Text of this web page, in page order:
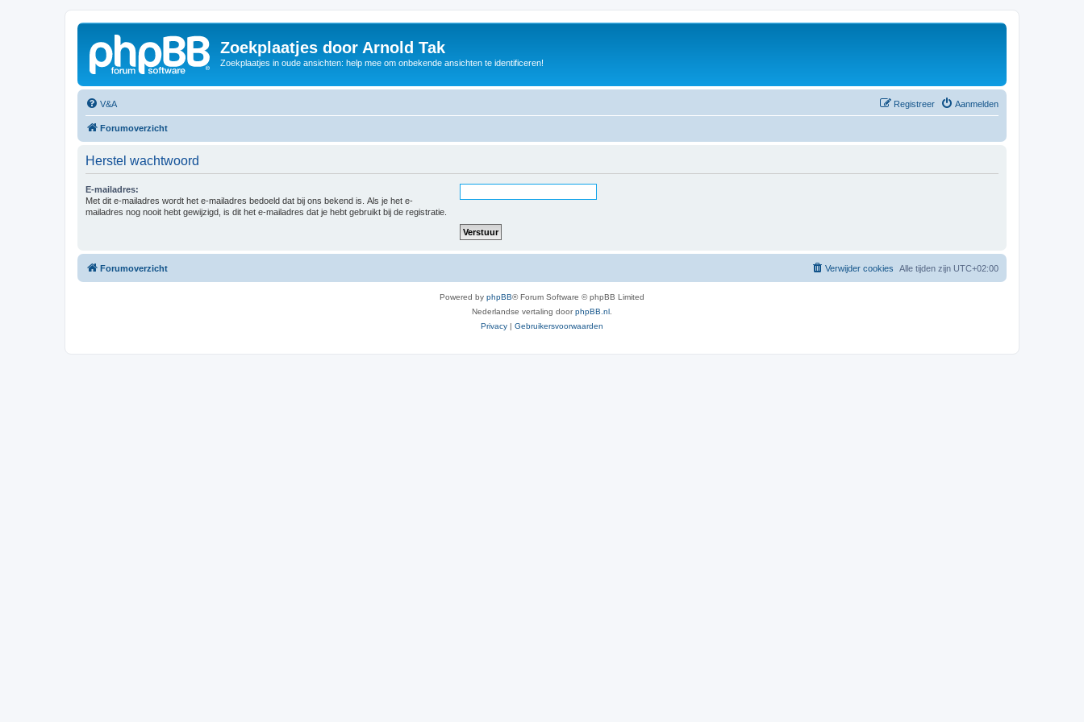
Zoekplaatjes door Arnold Tak
Zoekplaatjes in oude ansichten: help mee om onbekende ansichten te identificeren!
V&A Aanmelden
Registreer
Forumoverzicht
Herstel wachtwoord
E-mailadres:
Met dit e-mailadres wordt het e-mailadres bedoeld dat bij ons bekend is. Als je het e-
mailadres nog nooit hebt gewijzigd, is dit het e-mailadres dat je hebt gebruikt bij de registratie.
Forumoverzicht Alle tijden zijn UTC+02:00
Verwijder cookies
Powered by phpBB® Forum Software © phpBB Limited
Nederlandse vertaling doorphpBB.nl
Privacy | Gebruikersvoorwaarden